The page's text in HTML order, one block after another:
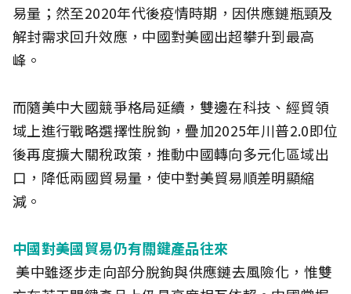
易量；然至2020年代後疫情時期，因供應鏈瓶頸及
解封需求回升效應，中國對美國出超攀升到最高
峰。
而隨美中大國競爭格局延續，雙邊在科技、經貿領
域上進行戰略選擇性脫鉤，疊加2025年川普2.0即位
後再度擴大關稅政策，推動中國轉向多元化區域出
口，降低兩國貿易量，使中對美貿易順差明顯縮
減。
中國對美國貿易仍有關鍵產品往來
美中雖逐步走向部分脫鉤與供應鏈去風險化，惟雙